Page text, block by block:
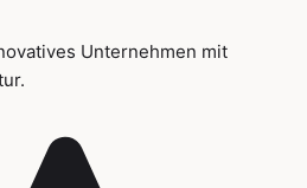
Unternehmen mit